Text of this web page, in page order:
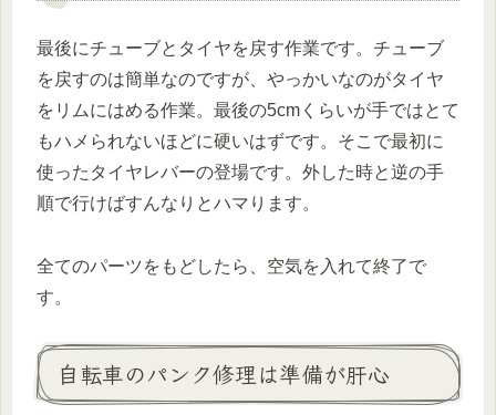
最後にチューブとタイヤを戻す作業です。チューブ
を戻すのは簡単なのですが、やっかいなのがタイヤ
をリムにはめる作業。最後の5cmくらいが手ではとて
もハメられないほどに硬いはずです。そこで最初に
使ったタイヤレバーの登場です。外した時と逆の手
順で行けばすんなりとハマります。
全てのパーツをもどしたら、空気を入れて終了で
す。
自転車のパンク修理は準備が肝心